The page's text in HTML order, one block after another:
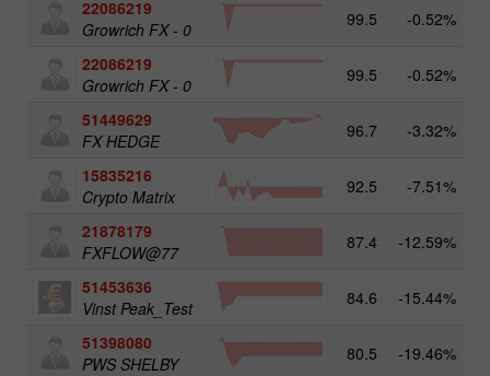
22086219
Growrich FX - 0
99.5 -0.52%
22086219
Growrich FX - 0
99.5 -0.52%
51449629
FX HEDGE
96.7 -3.32%
15835216
Crypto Matrix
92.5 -7.51%
21878179
FXFLOW@77
87.4 -12.59%
51453636
Vinst Peak_Test
84.6 -15.44%
51398080
PWS SHELBY
80.5 -19.46%